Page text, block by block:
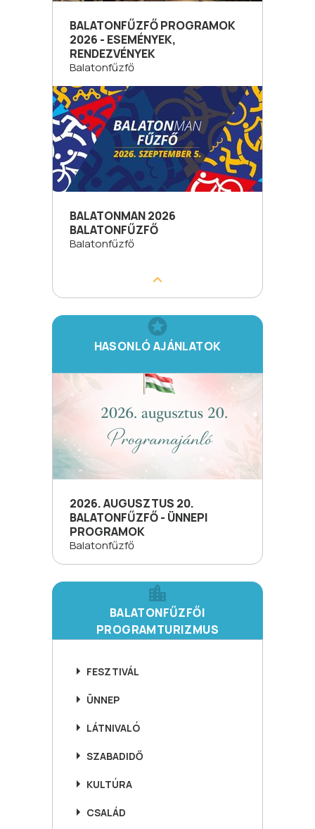
BALATONFŰZFŐ PROGRAMOK
2026 - ESEMÉNYEK,
RENDEZVÉNYEK
Balatonfűzfő
BALATONMAN 2026
BALATONFŰZFŐ
Balatonfűzfő
HASONLÓ AJÁNLATOK
2026. AUGUSZTUS 20.
BALATONFŰZFŐ - ÜNNEPI
PROGRAMOK
Balatonfűzfő
BALATONFŰZFŐI
PROGRAMTURIZMUS
FESZTIVÁL
ÜNNEP
LÁTNIVALÓ
SZABADIDŐ
KULTÚRA
CSALÁD